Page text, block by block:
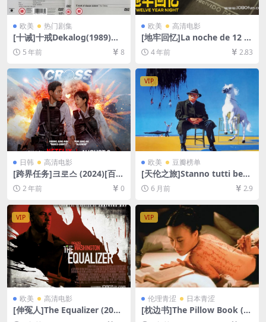
欧美 热门剧集
[十诫]十戒Dekalog(1989)超
清修复版 全10集[百度网盘+夸
克网盘+迅雷云盘+阿里云盘资
源未删减1080P][MP4/36GB]
[原声中字]
5 年前 8
欧美 高清电影
[地牢回忆]La noche de 12 a
ños (2018)[百度网盘+迅雷云
盘资源1080P超清未删减][MP
4/7.3GB][中文字幕]
4 年前 2.83
日韩 高清电影
[跨界任务]크로스 (2024)[百度
网盘+夸克网盘1080P超清未
删减资源][网盘在线播放/下
载][MP4/2.3GB][韩语中字]
2 年前 0
VIP
欧美 豆瓣榜单
[天伦之旅]Stanno tutti bene
(1990)[百度网盘+夸克网盘10
80P超清未删减资源][网盘在
线播放/下载][MP4/8GB][中文
字幕]
6 月前 2.9
VIP
欧美 高清电影
[伸冤人]The Equalizer (201
4)[百度网盘+迅雷云盘资源10
VIP
伦理青涩 日本青涩
[枕边书]The Pillow Book (19
96)[百度网盘+迅雷云盘资源1